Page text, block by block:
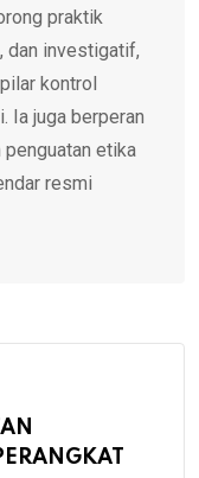
praktik
dan investigatif,
kontrol
Ia juga berperan
etika
resmi